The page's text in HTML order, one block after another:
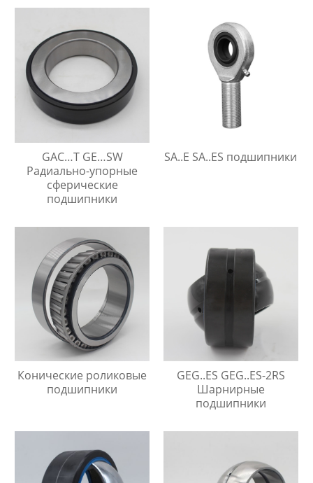
GAC…T GE…SW
Радиально-упорные
сферические
подшипники
SA..E SA..ES подшипники
Конические роликовые
подшипники
GEG..ES GEG..ES-2RS
Шарнирные
подшипники